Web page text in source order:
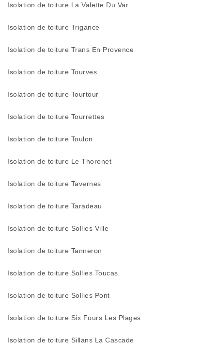
Isolation de toiture La Valette Du Var
Isolation de toiture Trigance
Isolation de toiture Trans En Provence
Isolation de toiture Tourves
Isolation de toiture Tourtour
Isolation de toiture Tourrettes
Isolation de toiture Toulon
Isolation de toiture Le Thoronet
Isolation de toiture Tavernes
Isolation de toiture Taradeau
Isolation de toiture Sollies Ville
Isolation de toiture Tanneron
Isolation de toiture Sollies Toucas
Isolation de toiture Sollies Pont
Isolation de toiture Six Fours Les Plages
Isolation de toiture Sillans La Cascade